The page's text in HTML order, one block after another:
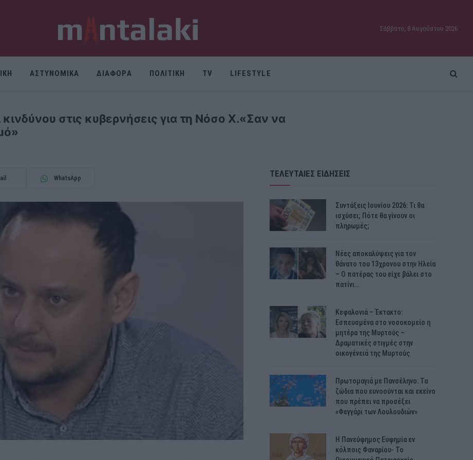
Σάββατο, 8 Αυγούστου 2026
ΑΣΤΥΝΟΜΙΚΑ ΔΙΑΦΟΡΑ ΠΟΛΙΤΙΚΗ TV LIFESTYLE
στις κυβερνήσεις για τη Νόσο Χ.«Σαν να
WhatsApp ΤΕΛΕΥΤΑΙΕΣ ΕΙΔΗΣΕΙΣ
Συντάξεις Ιουνίου 2026: Τι θα
ισχύσει; Πότε θα γίνουν οι
πληρωμές;
Νέες αποκαλύψεις για τον
θάνατο του 13χρονου στην Ηλεία
– Ο πατέρας του είχε βάλει στο
πατίνι…
Κεφαλονιά – Έκτακτο:
Εσπευσμένα στο νοσοκομείο η
μητέρα της Μυρτούς –
Δραματικές στιγμές στην
οικογένειά της Μυρτούς
Πρωτομαγιά με Πανσέληνο: Τα
ζώδια που ευνοούνται και εκείνο
που πρέπει να προσέξει
«Φεγγάρι των Λουλουδιών»
H Πανεύφημος Ευφημία εν
κόλποις Φαναρίου- Το